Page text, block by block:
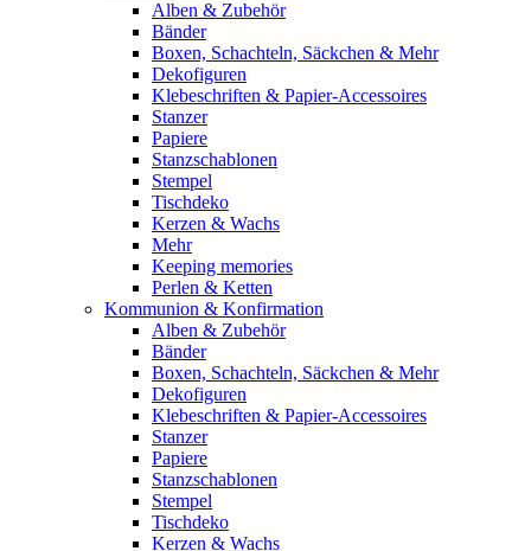
Alben & Zubehör
Bänder
Boxen, Schachteln, Säckchen & Mehr
Dekofiguren
Klebeschriften & Papier-Accessoires
Stanzer
Papiere
Stanzschablonen
Stempel
Tischdeko
Kerzen & Wachs
Mehr
Keeping memories
Perlen & Ketten
Kommunion & Konfirmation
Alben & Zubehör
Bänder
Boxen, Schachteln, Säckchen & Mehr
Dekofiguren
Klebeschriften & Papier-Accessoires
Stanzer
Papiere
Stanzschablonen
Stempel
Tischdeko
Kerzen & Wachs